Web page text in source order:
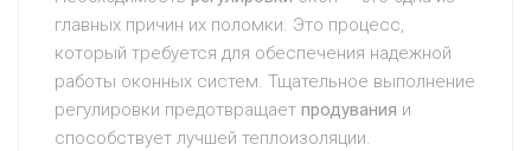
главных причин их поломки. Это процесс,
который требуется для обеспечения надежной
работы оконных систем. Тщательное выполнение
регулировки предотвращает продувания и
способствует лучшей теплоизоляции.